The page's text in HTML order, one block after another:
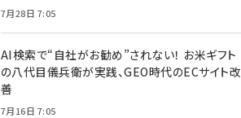
7月28日 7:05
AI検索で“自社がお勧め”されない！ お米ギフト
の八代目儀兵衛が実践、GEO時代のECサイト改
善
7月16日 7:05